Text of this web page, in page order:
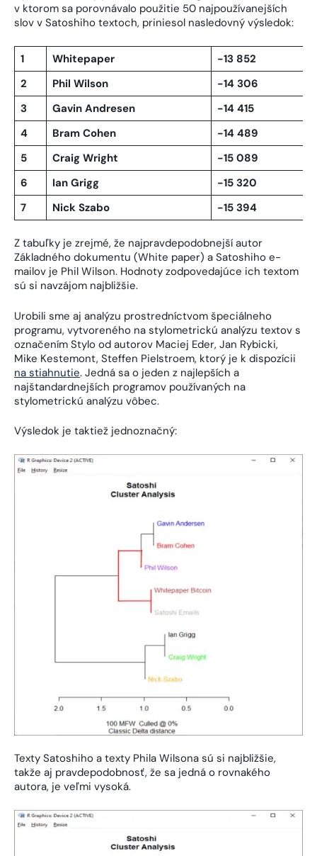
v ktorom sa porovnávalo použitie 50 najpoužívanejších
slov v Satoshiho textoch, priniesol nasledovný výsledok:
1 Whitepaper
-13 852
2
Phil Wilson
-14 306
3
Gavin Andresen
-14 415
4
Bram Cohen
-14 489
5
Craig Wright
-15 089
6
Ian Grigg
-15 320
7
Nick Szabo -15 394
Z tabuľky je zrejmé, že najpravdepodobnejší autor
Základného dokumentu (White paper) a Satoshiho e-
mailov je Phil Wilson. Hodnoty zodpovedajúce ich textom
sú si navzájom najbližšie.
Urobili sme aj analýzu prostredníctvom špeciálneho
programu, vytvoreného na stylometrickú analýzu textov s
označením Stylo od autorov Maciej Eder, Jan Rybicki,
Mike Kestemont, Steffen Pielstroem, ktorý je k dispozícii
na stiahnutie. Jedná sa o jeden z najlepších a
najštandardnejších programov používaných na
stylometrickú analýzu vôbec.
Výsledok je taktiež jednoznačný:
Texty Satoshiho a texty Phila Wilsona sú si najbližšie,
takže aj pravdepodobnosť, že sa jedná o rovnakého
autora, je veľmi vysoká.